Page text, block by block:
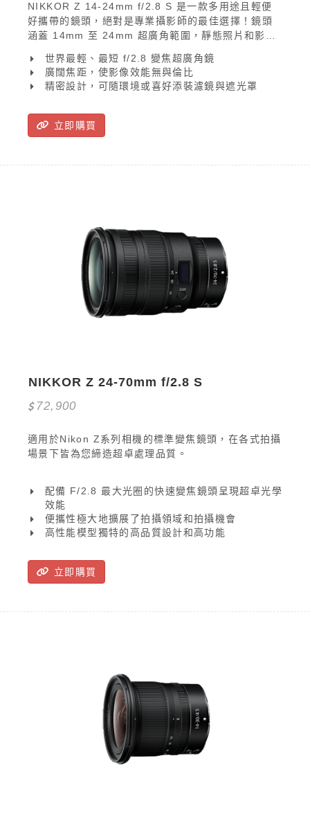
NIKKOR Z 14-24mm f/2.8 S 是一款多用途且輕便
好攜帶的鏡頭，絕對是專業攝影師的最佳選擇！鏡頭
涵蓋 14mm 至 24mm 超廣角範圍，靜態照片和影片
事，盡情發揮創意。
世界最輕、最短 f/2.8 變焦超廣角鏡
廣闊焦距，使影像效能無與倫比
精密設計，可隨環境或喜好添裝濾鏡與遮光罩
立即購買
NIKKOR Z 24-70mm f/2.8 S
72,900
適用於Nikon Z系列相機的標準變焦鏡頭，在各式拍攝
場景下皆為您締造超卓處理品質。
配備 F/2.8 最大光圈的快速變焦鏡頭呈現超卓光學
效能
便攜性極大地擴展了拍攝領域和拍攝機會
高性能模型獨特的高品質設計和高功能
立即購買